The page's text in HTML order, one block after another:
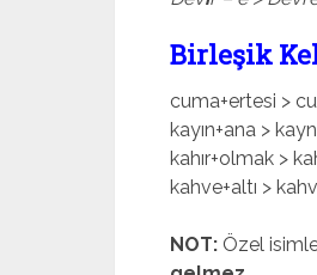
Birleşik
cuma+ertesi >
kayın+ana >
kahır+olmak >
kahve+altı >
NOT: Özel